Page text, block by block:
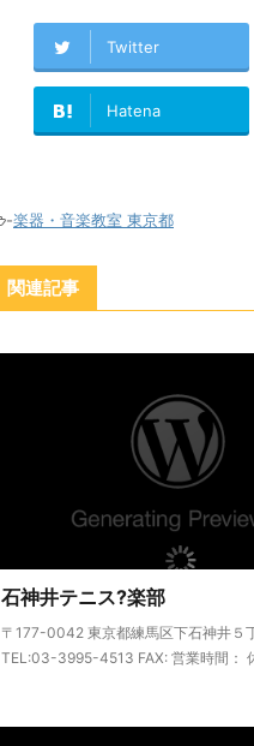
Twitter
Hatena
-楽器・音楽教室 東京都
関連記事
石神井テニス?楽部
〒177-0042 東京都練馬区下石神井５
TEL:03-3995-4513 FAX: 営業時間：